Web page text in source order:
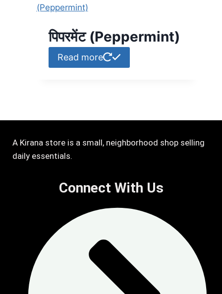
पिपरमेंट (Peppermint)
Read more
A Kirana store is a small, neighborhood shop selling
daily essentials.
Connect With Us